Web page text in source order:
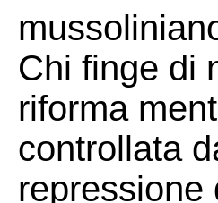
Chi finge di
riforma
controllata
repressione